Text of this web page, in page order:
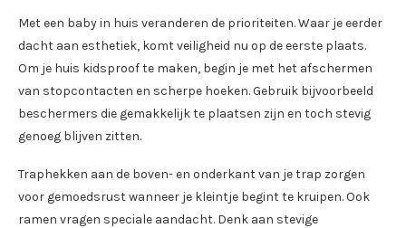
Met een baby in huis veranderen de prioriteiten. Waar je eerder
dacht aan esthetiek, komt veiligheid nu op de eerste plaats.
Om je huis kidsproof te maken, begin je met het afschermen
van stopcontacten en scherpe hoeken. Gebruik bijvoorbeeld
beschermers die gemakkelijk te plaatsen zijn en toch stevig
genoeg blijven zitten.
Traphekken aan de boven- en onderkant van je trap zorgen
voor gemoedsrust wanneer je kleintje begint te kruipen. Ook
ramen vragen speciale aandacht. Denk aan stevige